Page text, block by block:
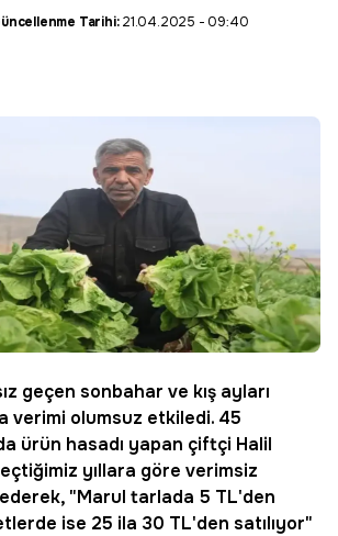
Tarihi:21.04.2025 - 09:40
geçen sonbahar ve kış ayları
verimi olumsuz etkiledi. 45
ürün hasadı yapan çiftçi Halil
yıllara göre verimsiz
"Marul tarlada 5 TL'den
ise 25 ila 30 TL'den satılıyor"